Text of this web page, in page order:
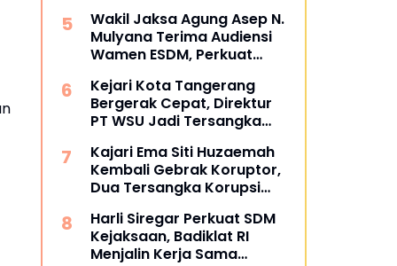
Perdata Tanpa Rugikan
Daerah
Wakil Jaksa Agung Asep N.
Mulyana Terima Audiensi
Wamen ESDM, Perkuat
Sektor Energi Nasional
Kejari Kota Tangerang
Bergerak Cepat, Direktur
PT WSU Jadi Tersangka
Operasional Boeing 737-
300
Kajari Ema Siti Huzaemah
Kembali Gebrak Koruptor,
Dua Tersangka Korupsi
Langsung Dijebloskan ke
Penjara
Harli Siregar Perkuat SDM
Kejaksaan, Badiklat RI
Menjalin Kerja Sama